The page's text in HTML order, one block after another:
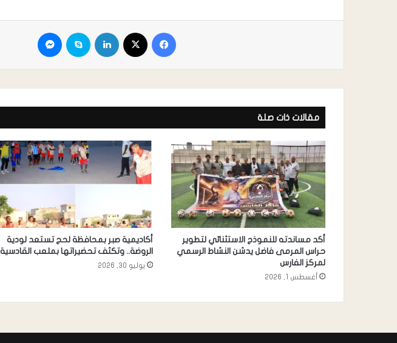
مقالات ذات صلة
أكد مساندته للنموذج الاستثنائي لتطوير
حراس المرمى فاضل يدشن النشاط الرسمي
لمركز الفارس
أغسطس 1, 2026
أكاديمية صبر بمحافظة لحج تستعد لودية
الروضة.. وتكثف تحضيراتها بملعب القادسية
يوليو 30, 2026